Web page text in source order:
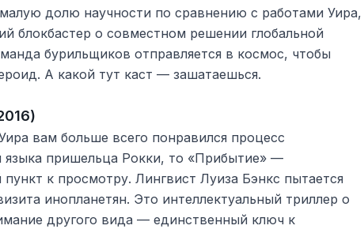
долю научности по сравнению с работами Уира,
блокбастер о совместном решении глобальной
бурильщиков отправляется в космос, чтобы
А какой тут каст — зашатаешься.
вам больше всего понравился процесс
языка пришельца Рокки, то «Прибытие» —
пункт к просмотру. Лингвист Луиза Бэнкс пытается
инопланетян. Это интеллектуальный триллер о
другого вида — единственный ключ к